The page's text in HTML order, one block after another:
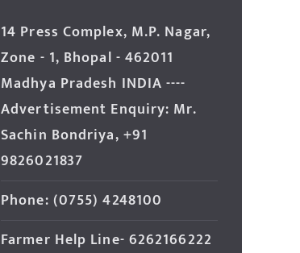
14 Press Complex, M.P. Nagar,
Zone - 1, Bhopal - 462011
Madhya Pradesh INDIA ----
Advertisement Enquiry: Mr.
Sachin Bondriya, +91
9826021837
Phone: (0755) 4248100
Farmer Help Line- 6262166222